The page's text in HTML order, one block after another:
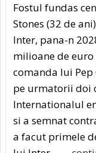
Fostul fundas
Stones (32 de
Inter, pana-n
milioane de euro
comanda lui Pep
pe urmatorii doi
Internationalul
si a semnat
a facut primele